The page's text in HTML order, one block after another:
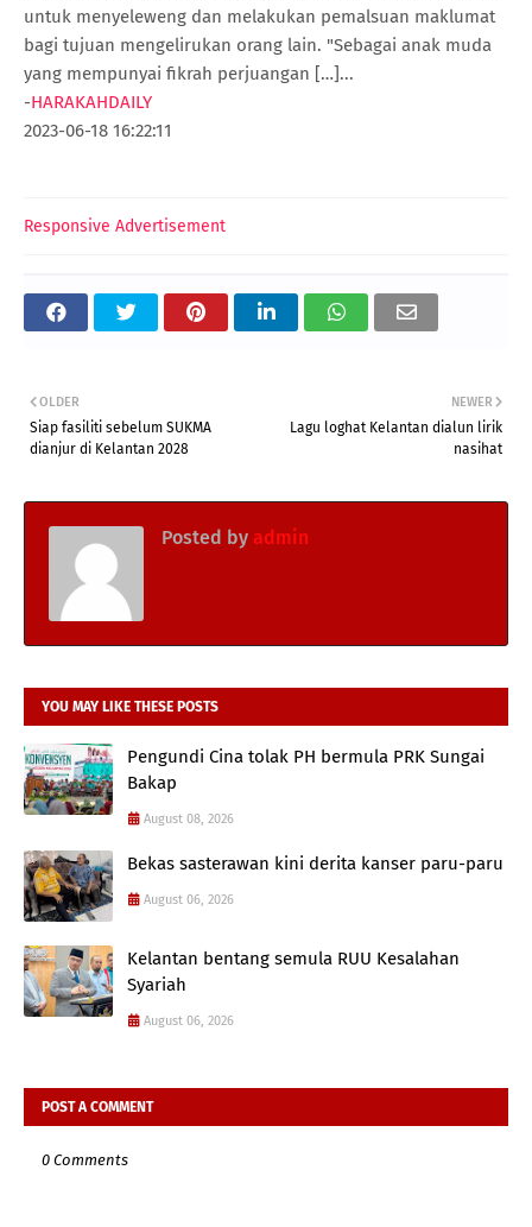
untuk menyeleweng dan melakukan pemalsuan maklumat
bagi tujuan mengelirukan orang lain. "Sebagai anak muda
yang mempunyai fikrah perjuangan […]...
-HARAKAHDAILY
2023-06-18 16:22:11
Responsive Advertisement
NEWER
Lagu loghat Kelantan dialun lirik
nasihat
OLDER
Siap fasiliti sebelum SUKMA
dianjur di Kelantan 2028
Posted by admin
YOU MAY LIKE THESE POSTS
Pengundi Cina tolak PH bermula PRK Sungai
Bakap
August 08, 2026
Bekas sasterawan kini derita kanser paru-paru
August 06, 2026
Kelantan bentang semula RUU Kesalahan
Syariah
August 06, 2026
POST A COMMENT
0 Comments